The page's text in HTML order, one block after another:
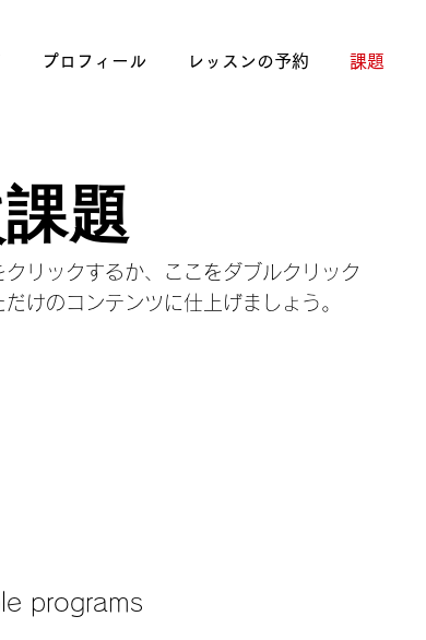
プロフィール レッスンの予約 課題
題
リックするか、ここをダブルクリック
けのコンテンツに仕上げましょう。
programs